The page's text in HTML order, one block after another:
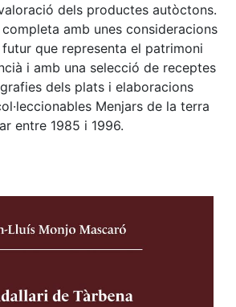
dels productes autòctons.
amb unes consideracions
que representa el patrimoni
i amb una selecció de receptes
dels plats i elaboracions
Menjars de la terra
entre 1985 i 1996.